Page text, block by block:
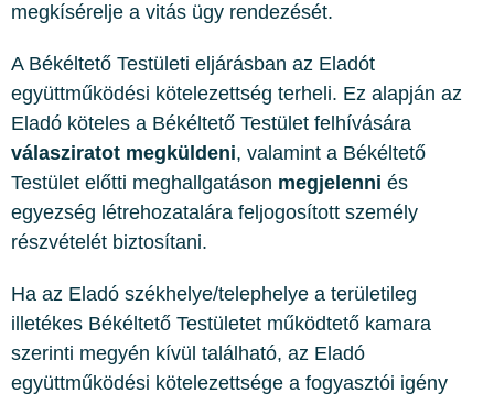
megkísérelje a vitás ügy rendezését.
A Békéltető Testületi eljárásban az Eladót
együttműködési kötelezettség terheli. Ez alapján az
Eladó köteles a Békéltető Testület felhívására
válasziratot megküldeni, valamint a Békéltető
Testület előtti meghallgatáson megjelenni és
egyezség létrehozatalára feljogosított személy
részvételét biztosítani.
Ha az Eladó székhelye/telephelye a területileg
illetékes Békéltető Testületet működtető kamara
szerinti megyén kívül található, az Eladó
együttműködési kötelezettsége a fogyasztói igény